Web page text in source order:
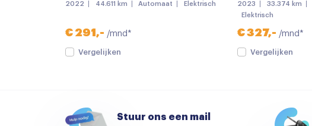
Bluetooth telefoonvoorbereiding
Multimedia systeem
Stuurwiel multifunctioneel
Armsteun voor
2022 44.611 km Automaat Elektrisch
€ 291,- /mnd*
Vergelijken
2023 33.374 km
Elektrisch
€ 327,- /mnd*
Vergelijken
Stuur ons een mail